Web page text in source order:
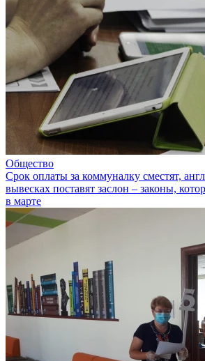
Общество
Срок оплаты за коммуналку сместят,
вывесках поставят заслон – законы,
в марте